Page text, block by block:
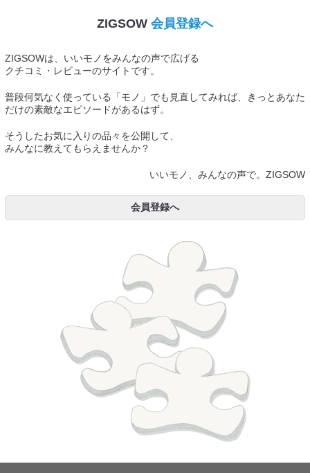
ZIGSOW 会員登録へ
ZIGSOWは、いいモノをみんなの声で広げる
クチコミ・レビューのサイトです。
普段何気なく使っている「モノ」でも見直してみれば、きっとあなた
だけの素敵なエピソードがあるはず。
そうしたお気に入りの品々を公開して、
みんなに教えてもらえませんか？
いいモノ、みんなの声で。ZIGSOW
会員登録へ